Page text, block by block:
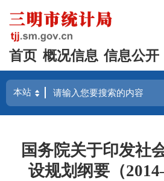
首页 概况信息 信息公开
国务院关于印发社
设规划纲要（